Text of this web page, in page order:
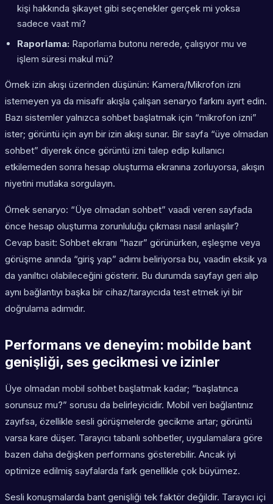
kişi hakkında şikayet gibi seçenekler gerçek mi yoksa
sadece vaat mi?
Raporlama: Raporlama butonu nerede, çalışıyor mu ve
işlem süresi makul mü?
Örnek izin akışı üzerinden düşünün: Kamera/Mikrofon izni
istemeyen ya da misafir akışla çalışan senaryo farkını ayırt edin.
Bazı sistemler yalnızca sohbet başlatmak için “mikrofon izni”
ister; görüntü için ayrı bir izin akışı sunar. Bir sayfa “üye olmadan
sohbet” diyerek önce görüntü izni talep edip kullanıcı
etkilemeden sonra hesap oluşturma ekranına zorluyorsa, akışın
niyetini mutlaka sorgulayın.
Örnek senaryo: “Üye olmadan sohbet” vaadi veren sayfada
önce hesap oluşturma zorunluluğu çıkması nasıl anlaşılır?
Cevap basit: Sohbet ekranı “hazır” görünürken, eşleşme veya
görüşme anında “giriş yap” adımı beliriyorsa bu, vaadin eksik ya
da yanıltıcı olabileceğini gösterir. Bu durumda sayfayı geri alıp
aynı bağlantıyı başka bir cihaz/tarayıcıda test etmek iyi bir
doğrulama adımıdır.
Performans ve deneyim: mobilde bant
genişliği, ses gecikmesi ve izinler
Üye olmadan mobil sohbet başlatmak kadar; “başlatınca
sorunsuz mu?” sorusu da belirleyicidir. Mobil veri bağlantınız
zayıfsa, özellikle sesli görüşmelerde gecikme artar; görüntü
varsa kare düşer. Tarayıcı tabanlı sohbetler, uygulamalara göre
bazen daha değişken performans gösterebilir. Ancak iyi
optimize edilmiş sayfalarda fark genellikle çok büyümez.
Sesli konuşmalarda bant genişliği tek faktör değildir. Tarayıcı içi